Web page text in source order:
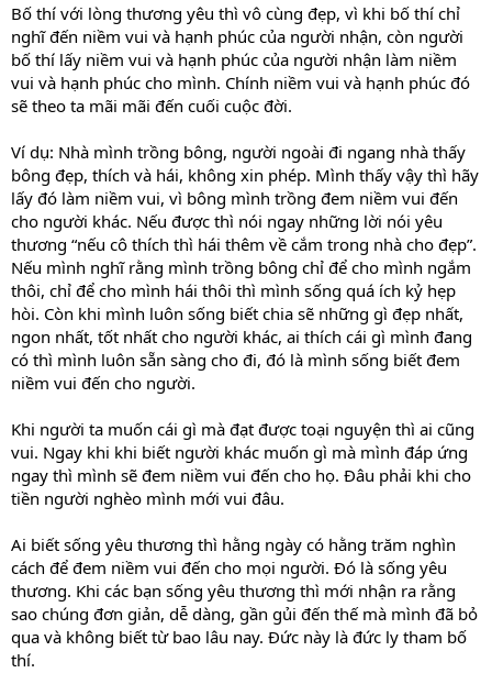
Bố thí với lòng thương yêu thì vô cùng đẹp, vì khi bố thí chỉ
nghĩ đến niềm vui và hạnh phúc của người nhận, còn người
bố thí lấy niềm vui và hạnh phúc của người nhận làm niềm
vui và hạnh phúc cho mình. Chính niềm vui và hạnh phúc đó
sẽ theo ta mãi mãi đến cuối cuộc đời.
Ví dụ: Nhà mình trồng bông, người ngoài đi ngang nhà thấy
bông đẹp, thích và hái, không xin phép. Mình thấy vậy thì hãy
lấy đó làm niềm vui, vì bông mình trồng đem niềm vui đến
cho người khác. Nếu được thì nói ngay những lời nói yêu
thương “nếu cô thích thì hái thêm về cắm trong nhà cho đẹp”.
Nếu mình nghĩ rằng mình trồng bông chỉ để cho mình ngắm
thôi, chỉ để cho mình hái thôi thì mình sống quá ích kỷ hẹp
hòi. Còn khi mình luôn sống biết chia sẽ những gì đẹp nhất,
ngon nhất, tốt nhất cho người khác, ai thích cái gì mình đang
có thì mình luôn sẵn sàng cho đi, đó là mình sống biết đem
niềm vui đến cho người.
Khi người ta muốn cái gì mà đạt được toại nguyện thì ai cũng
vui. Ngay khi khi biết người khác muốn gì mà mình đáp ứng
ngay thì mình sẽ đem niềm vui đến cho họ. Đâu phải khi cho
tiền người nghèo mình mới vui đâu.
Ai biết sống yêu thương thì hằng ngày có hằng trăm nghìn
cách để đem niềm vui đến cho mọi người. Đó là sống yêu
thương. Khi các bạn sống yêu thương thì mới nhận ra rằng
sao chúng đơn giản, dễ dàng, gần gủi đến thế mà mình đã bỏ
qua và không biết từ bao lâu nay. Đức này là đức ly tham bố
thí.